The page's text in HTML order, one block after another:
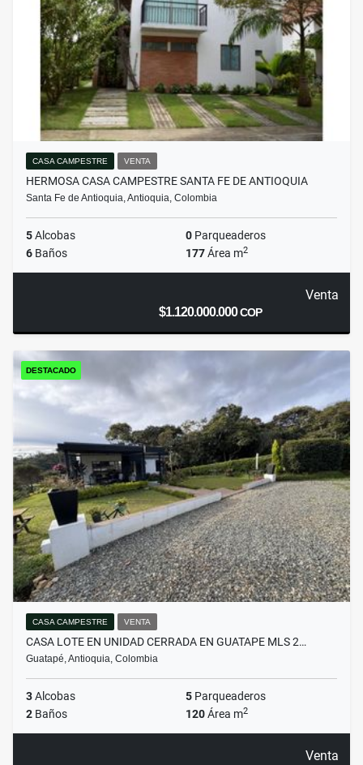
CASA CAMPESTRE VENTA
HERMOSA CASA CAMPESTRE SANTA FE DE ANTIOQUIA
Santa Fe de Antioquia, Antioquia, Colombia
5Alcobas 0 Parqueaderos
6 Baños 177Área m2
Venta
$1.120.000.000COP
DESTACADO
CASA CAMPESTRE VENTA
CASA LOTE EN UNIDAD CERRADA EN GUATAPE MLS 2…
Guatapé, Antioquia, Colombia
3Alcobas 5 Parqueaderos
2 Baños 120Área m2
Venta